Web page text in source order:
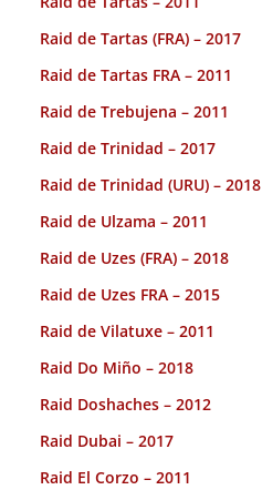
Raid de Tartas (FRA) – 2017
Raid de Tartas FRA – 2011
Raid de Trebujena – 2011
Raid de Trinidad – 2017
Raid de Trinidad (URU) – 2018
Raid de Ulzama – 2011
Raid de Uzes (FRA) – 2018
Raid de Uzes FRA – 2015
Raid de Vilatuxe – 2011
Raid Do Miño – 2018
Raid Doshaches – 2012
Raid Dubai – 2017
Raid El Corzo – 2011